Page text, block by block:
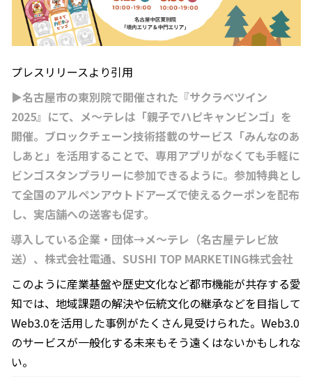
プレスリリースより引用
▶名古屋市の東別院で開催された『サクラベツイン
2025』にて、メ～テレは「親子でハピキャンビンゴ」を
開催。ブロックチェーン技術搭載のサービス「みんなのあ
しあと」を活用することで、専用アプリがなくても手軽に
ビンゴスタンプラリーに参加できるように。参加特典とし
て全国のアルペンアウトドアーズで使えるクーポンを配布
し、実店舗への送客も促す。
導入している企業・団体→メ～テレ（名古屋テレビ放
送）、株式会社電通、SUSHI TOP MARKETING株式会社
このように産業基盤や歴史文化など都市機能が共存する愛
知では、地域課題の解決や伝統文化の継承などを目指して
Web3.0を活用した事例がたくさん見受けられた。Web3.0
のサービスが一般化する未来もそう遠くはないかもしれな
い。